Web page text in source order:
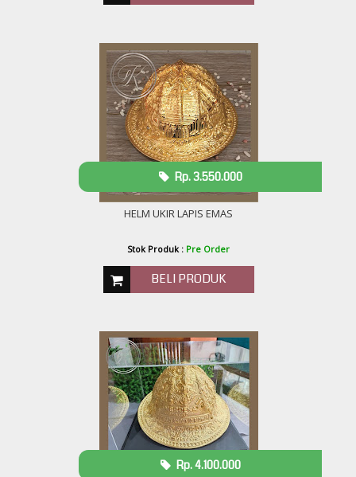
HELM UKIR LAPIS EMAS
Rp. 3.550.000
Stok Produk : Pre Order
BELI PRODUK
Rp. 4.100.000